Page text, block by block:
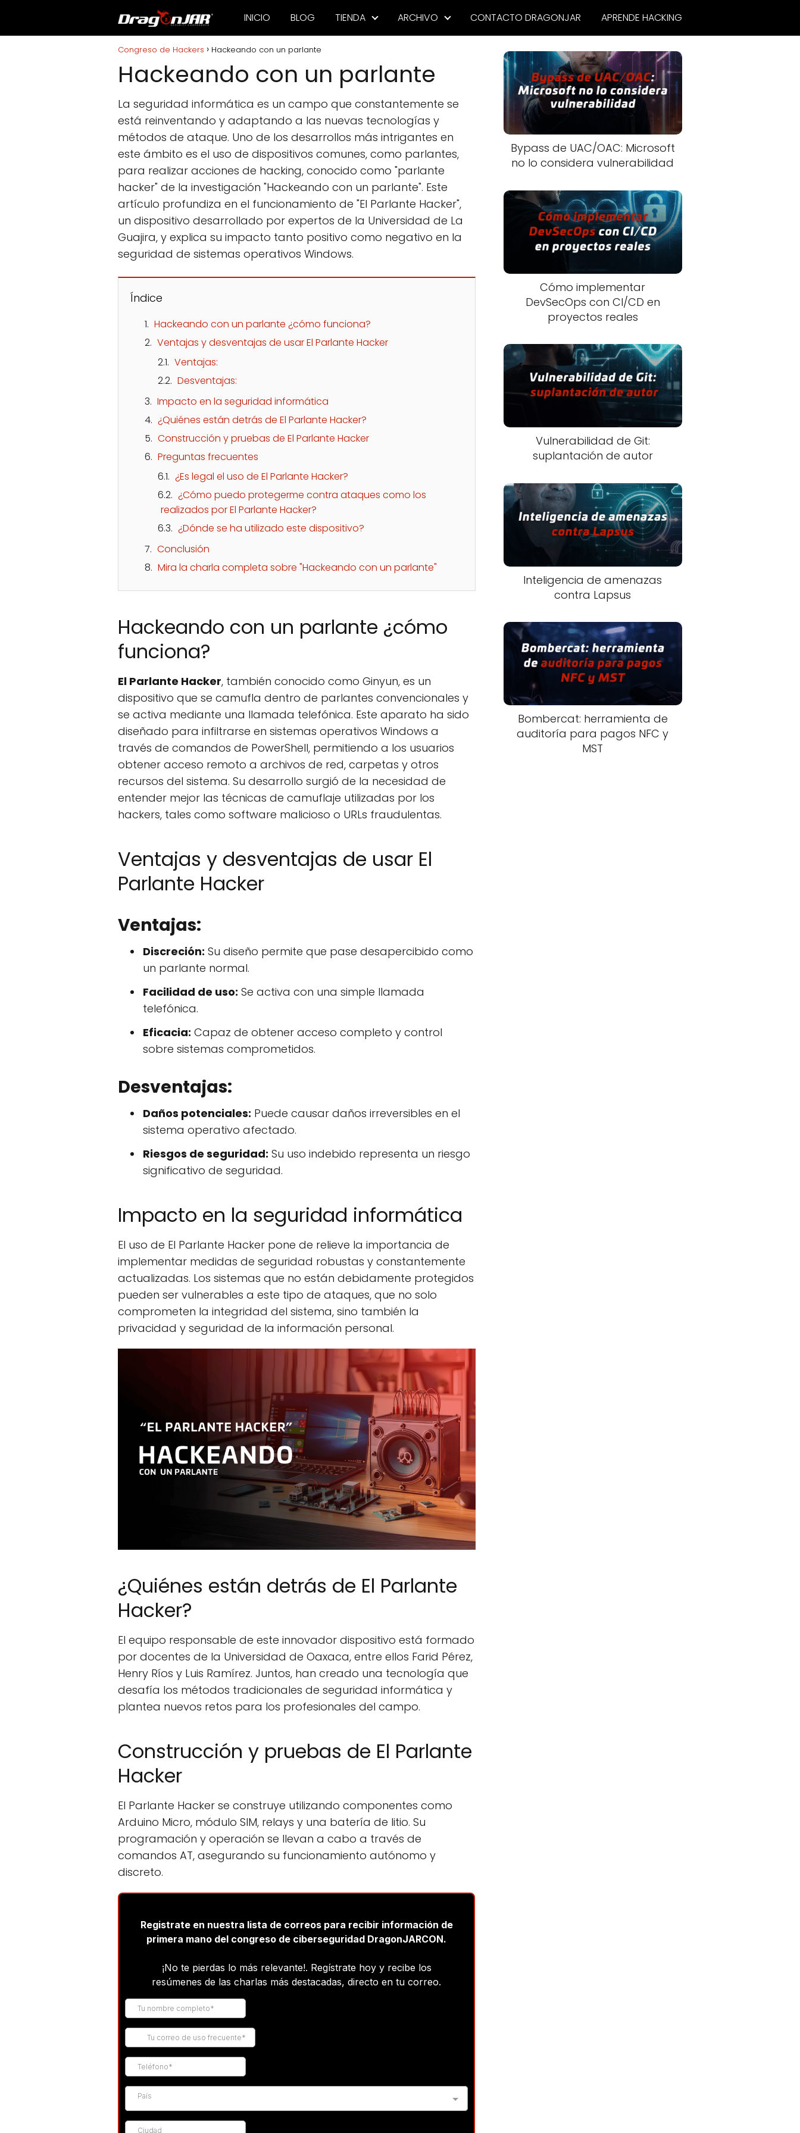
INICIO BLOG TIENDA ARCHIVO CONTACTO DRAGONJAR APRENDE HACKING
Congreso de Hackers Hackeando con un parlante
Hackeando con un parlante
La seguridad informática es un campo que constantemente se
está reinventando y adaptando a las nuevas tecnologías y
métodos de ataque. Uno de los desarrollos más intrigantes en
este ámbito es el uso de dispositivos comunes, como parlantes,
para realizar acciones de hacking, conocido como "parlante
hacker" de la investigación "Hackeando con un parlante". Este
artículo profundiza en el funcionamiento de "El Parlante Hacker",
un dispositivo desarrollado por expertos de la Universidad de La
Guajira, y explica su impacto tanto positivo como negativo en la
seguridad de sistemas operativos Windows.
Índice
Hackeando con un parlante ¿cómo funciona?
Ventajas y desventajas de usar El Parlante Hacker
Ventajas:
Desventajas:
Impacto en la seguridad informática
¿Quiénes están detrás de El Parlante Hacker?
Construcción y pruebas de El Parlante Hacker
Preguntas frecuentes
¿Es legal el uso de El Parlante Hacker?
¿Cómo puedo protegerme contra ataques como los
realizados por El Parlante Hacker?
¿Dónde se ha utilizado este dispositivo?
Conclusión
Mira la charla completa sobre "Hackeando con un parlante"
Hackeando con un parlante ¿cómo
funciona?
El Parlante Hacker, también conocido como Ginyun, es un
dispositivo que se camufla dentro de parlantes convencionales y
se activa mediante una llamada telefónica. Este aparato ha sido
diseñado para infiltrarse en sistemas operativos Windows a
través de comandos de PowerShell, permitiendo a los usuarios
obtener acceso remoto a archivos de red, carpetas y otros
recursos del sistema. Su desarrollo surgió de la necesidad de
entender mejor las técnicas de camuflaje utilizadas por los
hackers, tales como software malicioso o URLs fraudulentas.
Ventajas y desventajas de usar El
Parlante Hacker
Ventajas:
Discreción: Su diseño permite que pase desapercibido como
un parlante normal.
Facilidad de uso: Se activa con una simple llamada
telefónica.
Eficacia: Capaz de obtener acceso completo y control
sobre sistemas comprometidos.
Desventajas:
Daños potenciales: Puede causar daños irreversibles en el
sistema operativo afectado.
Riesgos de seguridad: Su uso indebido representa un riesgo
significativo de seguridad.
Impacto en la seguridad informática
El uso de El Parlante Hacker pone de relieve la importancia de
implementar medidas de seguridad robustas y constantemente
actualizadas. Los sistemas que no están debidamente protegidos
pueden ser vulnerables a este tipo de ataques, que no solo
comprometen la integridad del sistema, sino también la
privacidad y seguridad de la información personal.
¿Quiénes están detrás de El Parlante
Hacker?
El equipo responsable de este innovador dispositivo está formado
por docentes de la Universidad de Oaxaca, entre ellos Farid Pérez,
Henry Ríos y Luis Ramírez. Juntos, han creado una tecnología que
desafía los métodos tradicionales de seguridad informática y
plantea nuevos retos para los profesionales del campo.
Construcción y pruebas de El Parlante
Hacker
El Parlante Hacker se construye utilizando componentes como
Arduino Micro, módulo SIM, relays y una batería de litio. Su
programación y operación se llevan a cabo a través de
comandos AT, asegurando su funcionamiento autónomo y
discreto.
Bypass de UAC/OAC: Microsoft
no lo considera vulnerabilidad
Cómo implementar
DevSecOps con CI/CD en
proyectos reales
Vulnerabilidad de Git:
suplantación de autor
Inteligencia de amenazas
contra Lapsus
Bombercat: herramienta de
auditoría para pagos NFC y
MST